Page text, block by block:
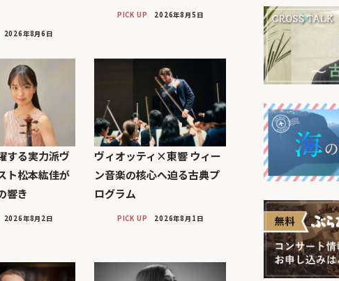
2026年8月6日
PICK UP 2026年8月5日
する実力派ヴ
ト松本紘佳が
響き
2026年8月2日
ヴィオッティ×東響 ウィー
ン音楽の核心へ迫る古典プ
ログラム
PICK UP 2026年8月1日